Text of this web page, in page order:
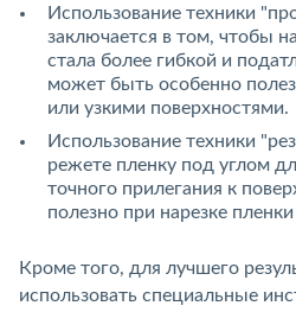
Использование техники
заключается в том, чтобы
стала более гибкой и
может быть особенно
или узкими поверхностями.
Использование техники
режете пленку под углом
точного прилегания к
полезно при нарезке
Кроме того, для лучшего
использовать специальные